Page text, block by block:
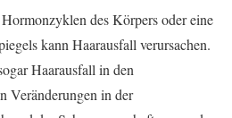
des Körpers oder eine
kann Haarausfall verursachen.
Haarausfall in den
Veränderungen in der